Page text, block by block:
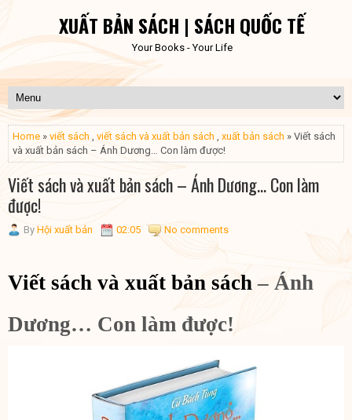
XUẤT BẢN SÁCH | SÁCH QUỐC TẾ
Your Books - Your Life
Home » viết sách , viết sách và xuất bản sách , xuất bản sách » Viết sách
và xuất bản sách – Ánh Dương… Con làm được!
Viết sách và xuất bản sách – Ánh Dương… Con làm
được!
By Hội xuất bản 02:05 No comments
Viết sách và xuất bản sách – Ánh
Dương… Con làm được!